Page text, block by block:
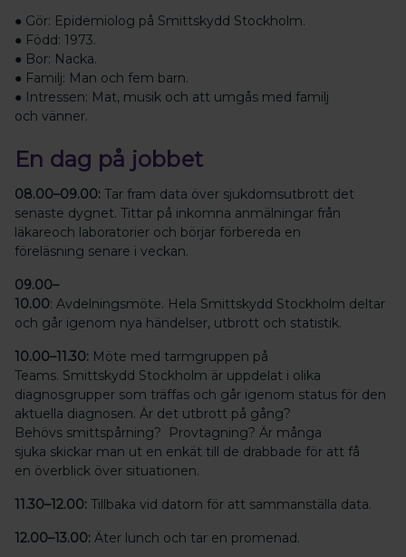
● Gör: Epidemiolog på Smittskydd Stockholm.
● Född: 1973.
● Bor: Nacka.
● Familj: Man och fem barn.
● Intressen: Mat, musik och att umgås med familj
och vänner.
En dag på jobbet
08.00–09.00: Tar fram data över sjukdomsutbrott det
senaste dygnet. Tittar på inkomna anmälningar från
läkareoch laboratorier och börjar förbereda en
föreläsning senare i veckan.
09.00–
10.00: Avdelningsmöte. Hela Smittskydd Stockholm deltar
och går igenom nya händelser, utbrott och statistik.
10.00–11.30: Möte med tarmgruppen på
Teams. Smittskydd Stockholm är uppdelat i olika
diagnosgrupper som träffas och går igenom status för den
aktuella diagnosen. Är det utbrott på gång?
Behövs smittspårning? Provtagning? Är många
sjuka skickar man ut en enkät till de drabbade för att få
en överblick över situationen.
11.30–12.00: Tillbaka vid datorn för att sammanställa data.
12.00–13.00: Äter lunch och tar en promenad.